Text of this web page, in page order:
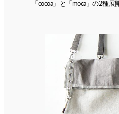
「cocoa」と「moca」の2種展